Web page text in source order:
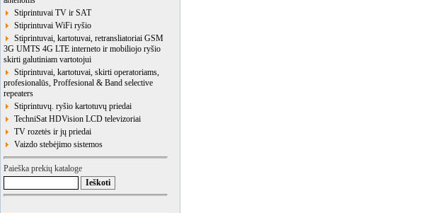
Stiprintuvai TV ir SAT
Stiprintuvai WiFi ryšio
Stiprintuvai, kartotuvai, retransliatoriai GSM
3G UMTS 4G LTE interneto ir mobiliojo ryšio
skirti galutiniam vartotojui
Stiprintuvai, kartotuvai, skirti operatoriams,
profesionalūs, Proffesional & Band selective
repeaters
Stiprintuvų. ryšio kartotuvų priedai
TechniSat HDVision LCD televizoriai
TV rozetės ir jų priedai
Vaizdo stebėjimo sistemos
Paieška prekių kataloge